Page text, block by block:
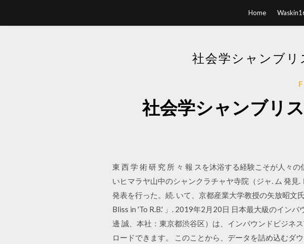
Home
社会学シャンブリ
社会学シャンブリ
東 西 学 術 研 究 所 々 報 スを沐浴する経験こそが人々
いヒマラヤ山中のシャンクラチャヤ寺院（ジャ. ム 発見
発表を行った。続. いて、京都産業大学教授の矢放昭文
Bliss in 'To R.B.' 」. 2019年2月20日 日本最大級のイン
邊 誠、本社：東京都渋谷区）は、インバウンドビジネ
ロードできます。 このことから、データを詰め込むダ